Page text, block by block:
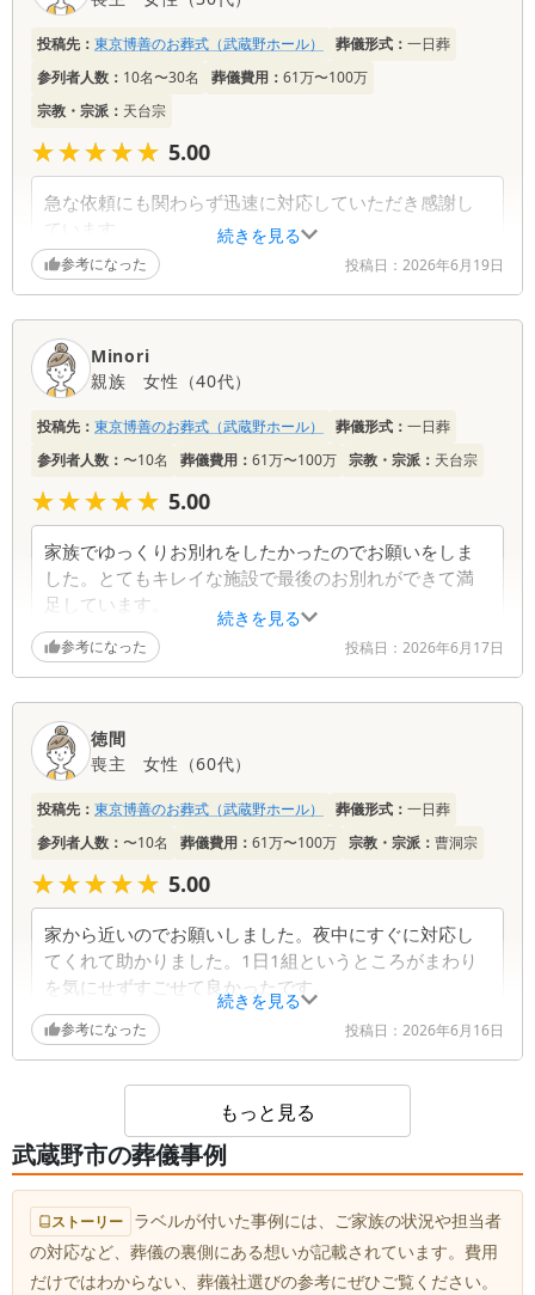
お言葉をいただき、大変安堵しております。 当式
場はご遺族の皆様が周りを気にすることなく、故人
う、1日1組限定の貸切型を採用しております。 そ
の点に価値を感じていただけたことは私どもにとっ
不安なことがあればいつでもご相談ください。心よ
続きを見る
投稿先： 東京博善のお葬式（武蔵野ホール） 葬儀形式： 一日葬
参列者人数： 10名〜30名 葬儀費用： 61万〜100万
宗教・宗派： 天台宗
★★★★★
★★★★★ 5.00
急な依頼にも関わらず迅速に対応していただき感謝し
ています。
全体的には満足していますが、説明がもう少し詳しい
とより安心できたと思います。
葬儀社からの返信コメント
この度は大切なご家族様のご葬儀を弊社にお任せ頂
きありがとうございました。 全体的な説明が不足
た。 教育の見直し、改善に努めさせて頂きます。
宜しくお願い致します。
参考になった 投稿日： 2026年6月19日
続きを見る
Minori
親族
女性 （40代）
投稿先： 東京博善のお葬式（武蔵野ホール） 葬儀形式： 一日葬
参列者人数： 〜10名 葬儀費用： 61万〜100万 宗教・宗派： 天台宗
★★★★★
★★★★★ 5.00
家族でゆっくりお別れをしたかったのでお願いをしま
した。とてもキレイな施設で最後のお別れができて満
足しています。
葬儀社からの返信コメント
ます。ご家族の皆様でゆっくりとお別れができたと
のこと、その大切なお時間に寄り添うことができ大
れたと伺い、スタッフ一同安堵しております。今後
も何かお困りごとがございましたら、いつでもお気
参考になった 投稿日： 2026年6月17日
続きを見る
徳間
喪主
女性 （60代）
投稿先： 東京博善のお葬式（武蔵野ホール） 葬儀形式： 一日葬
参列者人数： 〜10名 葬儀費用： 61万〜100万 宗教・宗派： 曹洞宗
★★★★★
★★★★★ 5.00
家から近いのでお願いしました。夜中にすぐに対応し
てくれて助かりました。1日1組というところがまわり
を気にせずすごせて良かったです。
葬儀社からの返信コメント
夜間のご連絡にも迅速な対応ができて安心いたしま
した。1日1組という空間で、大切な方とのお別れの
時間を心ゆくまでお過ごしいただけたなら幸いで
す。 今後もお困りごとや不安なことがあればいつ
す。
参考になった 投稿日： 2026年6月16日
もっと見る
武蔵野市の葬儀事例
ストーリー ラベルが付いた事例には、ご家族の状況や担当者
の対応など、葬儀の裏側にある想いが記載されています。費用
だけではわからない、葬儀社選びの参考にぜひご覧ください。